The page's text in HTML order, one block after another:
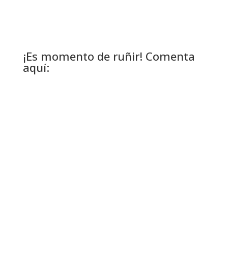
¡Es momento de ruñir! Comenta
aquí: